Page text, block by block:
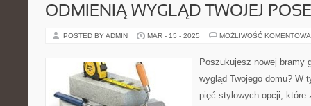
ODMIENIĄ WYGLĄD TWOJEJ
POSTED BY ADMIN MAR - 15 - 2025 MOŻLIWOŚĆ
Poszukujesz nowej bramy
wygląd Twojego domu? W
pięć stylowych opcji, które